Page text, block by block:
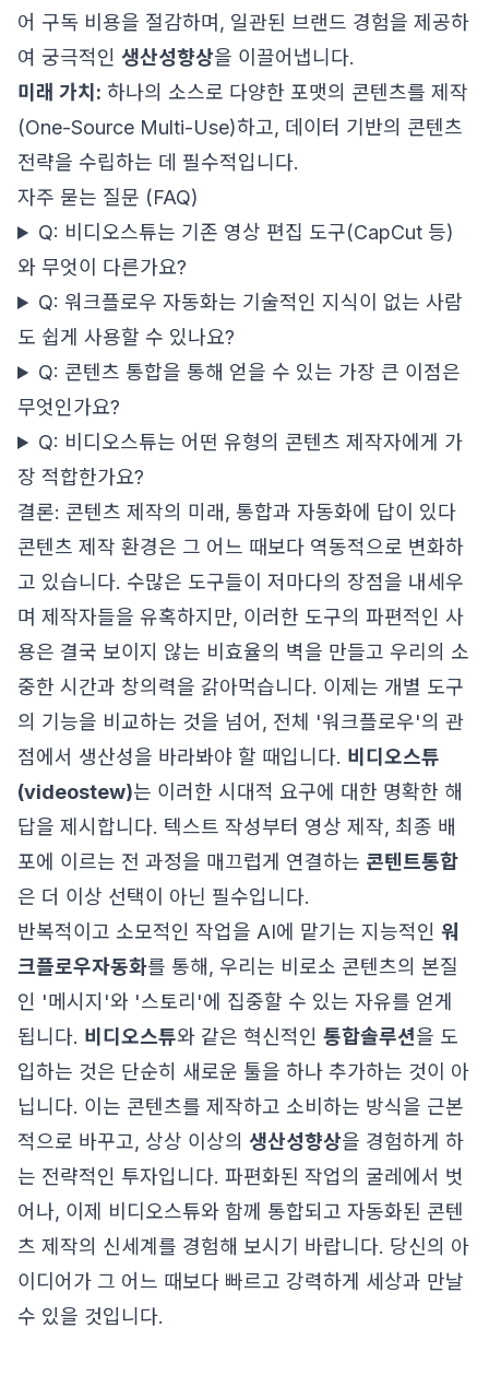
어 구독 비용을 절감하며, 일관된 브랜드 경험을 제공하
여 궁극적인 생산성향상을 이끌어냅니다.
미래 가치: 하나의 소스로 다양한 포맷의 콘텐츠를 제작
(One-Source Multi-Use)하고, 데이터 기반의 콘텐츠
전략을 수립하는 데 필수적입니다.
자주 묻는 질문 (FAQ)
Q: 비디오스튜는 기존 영상 편집 도구(CapCut 등)
와 무엇이 다른가요?
Q: 워크플로우 자동화는 기술적인 지식이 없는 사람
도 쉽게 사용할 수 있나요?
Q: 콘텐츠 통합을 통해 얻을 수 있는 가장 큰 이점은
무엇인가요?
Q: 비디오스튜는 어떤 유형의 콘텐츠 제작자에게 가
장 적합한가요?
결론: 콘텐츠 제작의 미래, 통합과 자동화에 답이 있다
콘텐츠 제작 환경은 그 어느 때보다 역동적으로 변화하
고 있습니다. 수많은 도구들이 저마다의 장점을 내세우
며 제작자들을 유혹하지만, 이러한 도구의 파편적인 사
용은 결국 보이지 않는 비효율의 벽을 만들고 우리의 소
중한 시간과 창의력을 갉아먹습니다. 이제는 개별 도구
의 기능을 비교하는 것을 넘어, 전체 '워크플로우'의 관
점에서 생산성을 바라봐야 할 때입니다. 비디오스튜
(videostew)는 이러한 시대적 요구에 대한 명확한 해
답을 제시합니다. 텍스트 작성부터 영상 제작, 최종 배
포에 이르는 전 과정을 매끄럽게 연결하는 콘텐트통합
은 더 이상 선택이 아닌 필수입니다.
반복적이고 소모적인 작업을 AI에 맡기는 지능적인 워
크플로우자동화를 통해, 우리는 비로소 콘텐츠의 본질
인 '메시지'와 '스토리'에 집중할 수 있는 자유를 얻게
됩니다. 비디오스튜와 같은 혁신적인 통합솔루션을 도
입하는 것은 단순히 새로운 툴을 하나 추가하는 것이 아
닙니다. 이는 콘텐츠를 제작하고 소비하는 방식을 근본
적으로 바꾸고, 상상 이상의 생산성향상을 경험하게 하
는 전략적인 투자입니다. 파편화된 작업의 굴레에서 벗
어나, 이제 비디오스튜와 함께 통합되고 자동화된 콘텐
츠 제작의 신세계를 경험해 보시기 바랍니다. 당신의 아
이디어가 그 어느 때보다 빠르고 강력하게 세상과 만날
수 있을 것입니다.